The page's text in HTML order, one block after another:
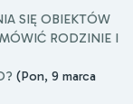
SIĘ OBIEKTÓW
RODZINIE I
(Pon, 9 marca